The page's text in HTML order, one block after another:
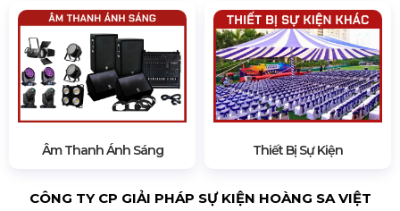
Âm Thanh Ánh Sáng Thiết Bị Sự Kiện
CÔNG TY CP GIẢI PHÁP SỰ KIỆN HOÀNG SA VIỆT